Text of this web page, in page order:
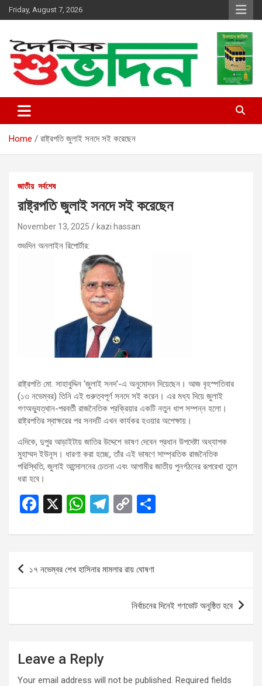
Skip
to
Friday, August 7, 2026
shubhodin
Home রাষ্ট্রপতি জুলাই সনদে সই করেছেন
জাতীয় সর্বশেষ
রাষ্ট্রপতি জুলাই সনদে সই করেছেন
November 13, 2025 kazi hassan
শুভদিন অনলাইন রিপোর্টার:
রাষ্ট্রপতি মো. সাহাবুদ্দিন ‘জুলাই সনদ’-এ অনুমোদন দিয়েছেন। আজ বৃহস্পতিবার
(১৩ নভেম্বর) তিনি এই গুরুত্বপূর্ণ সনদে সই করেন। এর মধ্য দিয়ে জুলাই
গণঅভ্যুত্থান-পরবর্তী রাজনৈতিক প্রক্রিয়ার একটি নতুন ধাপ সম্পন্ন হলো।
রাষ্ট্রপতির স্বাক্ষরের পর সনদটি এখন কার্যকর হওয়ার অপেক্ষায়।
এদিকে, দুপুর আড়াইটায় জাতির উদ্দেশে ভাষণ দেবেন প্রধান উপদেষ্টা অধ্যাপক
মুহাম্মদ ইউনূস। ধারণা করা হচ্ছে, তাঁর এই ভাষণে সাম্প্রতিক রাজনৈতিক
পরিস্থিতি, জুলাই আন্দোলনের চেতনা এবং আগামীর জাতীয় পুনর্গঠনের রূপরেখা তুলে
ধরা হবে।
F
ce
o
X
W
at
s
A
T
e
a
C
py
n
k
ar
Post
navigation
১৭ নভেম্বর শেখ হাসিনার মামলার রায় ঘোষণা
নির্বাচনের দিনেই গণভোট অনুষ্ঠিত হবে
Leave a Reply
Your email address will not be published. Required fields